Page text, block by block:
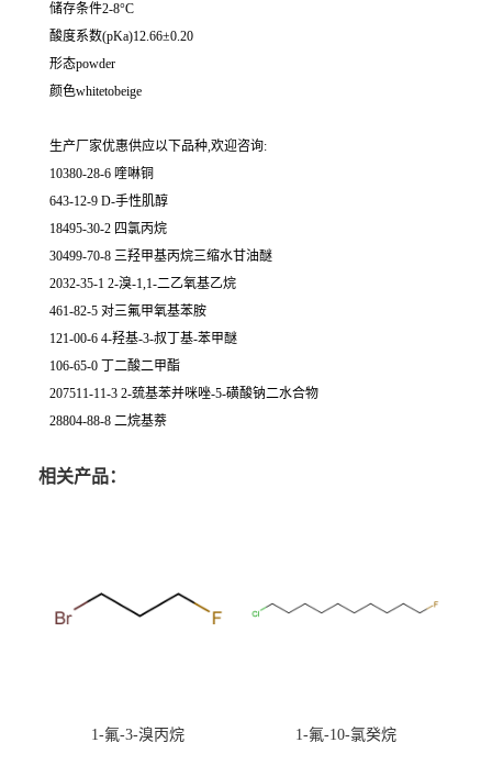
储存条件2-8°C
酸度系数(pKa)12.66±0.20
形态powder
颜色whitetobeige
生产厂家优惠供应以下品种,欢迎咨询:
10380-28-6 喹啉铜
643-12-9 D-手性肌醇
18495-30-2 四氯丙烷
30499-70-8 三羟甲基丙烷三缩水甘油醚
2032-35-1 2-溴-1,1-二乙氧基乙烷
461-82-5 对三氟甲氧基苯胺
121-00-6 4-羟基-3-叔丁基-苯甲醚
106-65-0 丁二酸二甲酯
207511-11-3 2-巯基苯并咪唑-5-磺酸钠二水合物
28804-88-8 二烷基萘
相关产品：
1-氟-3-溴丙烷 1-氟-10-氯癸烷